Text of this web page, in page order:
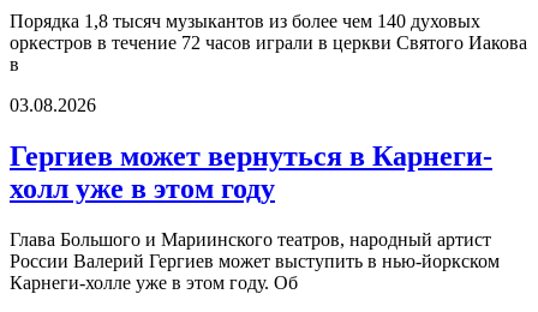
Порядка 1,8 тысяч музыкантов из более чем 140 духовых
оркестров в течение 72 часов играли в церкви Святого Иакова
в
03.08.2026
Гергиев может вернуться в Карнеги-
холл уже в этом году
Глава Большого и Мариинского театров, народный артист
России Валерий Гергиев может выступить в нью-йоркском
Карнеги-холле уже в этом году. Об